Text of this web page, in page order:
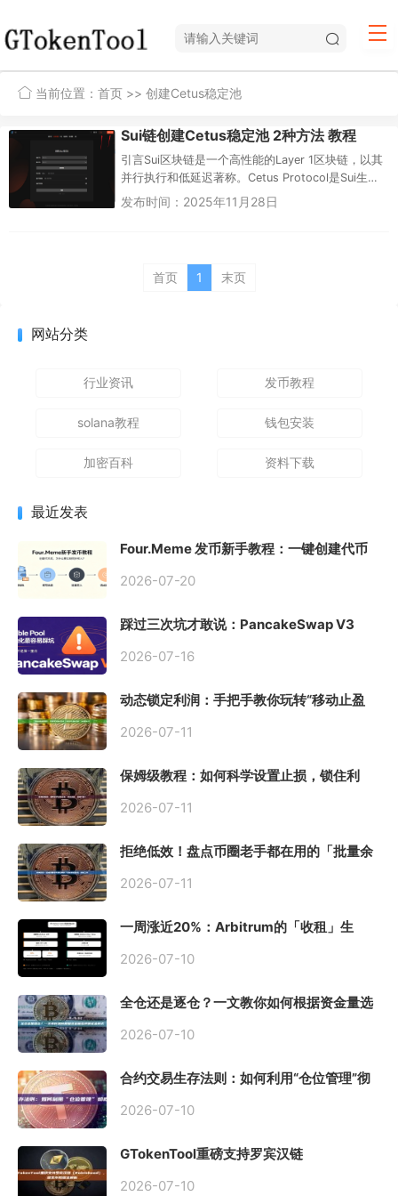
当前位置： 首页 >> 创建Cetus稳定池
Sui链创建Cetus稳定池 2种方法 教程
引言Sui区块链是一个高性能的Layer 1区块链，以其
并行执行和低延迟著称。Cetus Protocol是Sui生态
中的一个去中心化流动性协议，类似于Unis...
发布时间：2025年11月28日
首页 1 末页
网站分类
行业资讯 发币教程
solana教程 钱包安装
加密百科 资料下载
最近发表
Four.Meme 发币新手教程：一键创建代币
2026-07-20
踩过三次坑才敢说：PancakeSwap V3
初始化
2026-07-16
动态锁定利润：手把手教你玩转“移动止盈
2026-07-11
保姆级教程：如何科学设置止损，锁住利
2026-07-11
拒绝低效！盘点币圈老手都在用的「批量余
2026-07-11
一周涨近20%：Arbitrum的「收租」生
2026-07-10
全仓还是逐仓？一文教你如何根据资金量选
2026-07-10
合约交易生存法则：如何利用“仓位管理”彻
2026-07-10
GTokenTool重磅支持罗宾汉链
2026-07-10